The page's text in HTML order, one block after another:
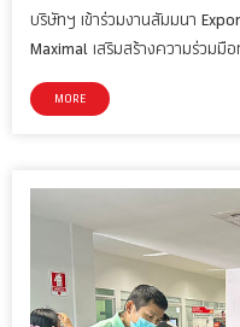
บริษัทฯ เข้าร่วมงานสัมมนา
Maximal เสริมสร้างความร่วมมื
MORE